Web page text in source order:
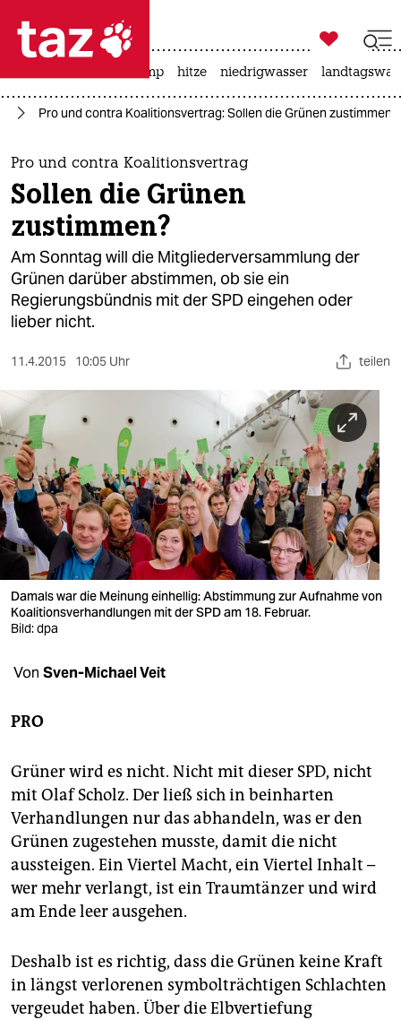
 taz zahl ich
taz zahl ich
themen
politik
öko
gesellschaft
kultur
sport
berlin
nord
wahrheit
verlag
verlag
veranstaltungen
shop
fragen & hilfe
genossenschaft
epaper login

taz zahl ich
usa unter trump hitze niedrigwasser
Pro und contra Koalitionsvertrag: Sollen die Grünen zustimmen?
Pro und contra Koalitionsvertrag
Sollen die Grünen
zustimmen?
Am Sonntag will die Mitgliederversammlung der
Grünen darüber abstimmen, ob sie ein
Regierungsbündnis mit der SPD eingehen oder
lieber nicht.
11.4.2015 10:05 Uhr teilen
Damals war die Meinung einhellig: Abstimmung zur Aufnahme von
Koalitionsverhandlungen mit der SPD am 18. Februar.
Bild: dpa
Von Sven-Michael Veit
PRO
Grüner wird es nicht. Nicht mit dieser SPD, nicht
mit Olaf Scholz. Der ließ sich in beinharten
Verhandlungen nur das abhandeln, was er den
Grünen zugestehen musste, damit die nicht
aussteigen. Ein Viertel Macht, ein Viertel Inhalt –
wer mehr verlangt, ist ein Traumtänzer und wird
am Ende leer ausgehen.
Deshalb ist es richtig, dass die Grünen keine Kraft
in längst verlorenen symbolträchtigen Schlachten
vergeudet haben. Über die Elbvertiefung